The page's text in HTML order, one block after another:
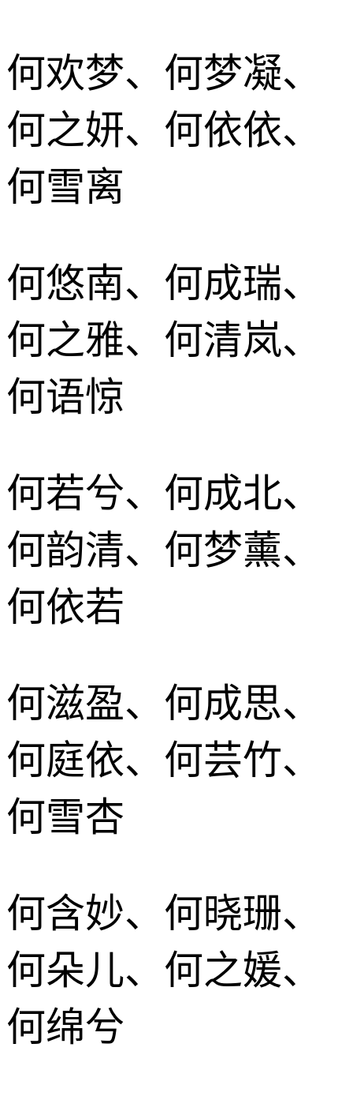
何欢梦、何梦凝、
何之妍、何依依、
何雪离
何悠南、何成瑞、
何之雅、何清岚、
何语惊
何若兮、何成北、
何韵清、何梦薰、
何依若
何滋盈、何成思、
何庭依、何芸竹、
何雪杏
何含妙、何晓珊、
何朵儿、何之媛、
何绵兮